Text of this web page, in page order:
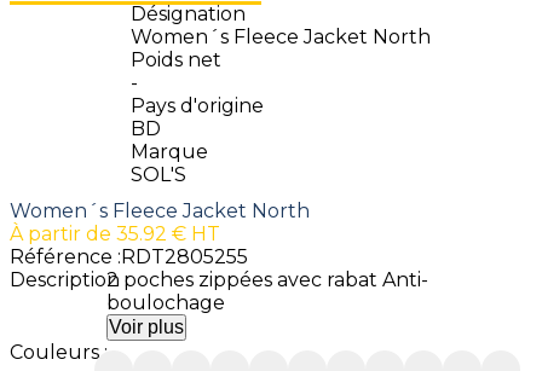
Désignation
Women´s Fleece Jacket North
Poids net
-
Pays d'origine
BD
Marque
SOL'S
Women´s Fleece Jacket North
À partir de 35.92 € HT
Référence :RDT2805255
Description :2 poches zippées avec rabat Anti-
boulochage
Voir plus
Couleurs :